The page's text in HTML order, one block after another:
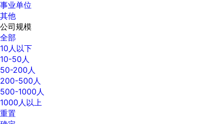
事业单位
其他
公司规模
全部
10人以下
10-50人
50-200人
200-500人
500-1000人
1000人以上
重置